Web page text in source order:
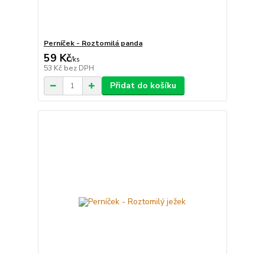
Perníček - Roztomilá panda
59 Kč/ks
53 Kč bez DPH
Přidat do košíku